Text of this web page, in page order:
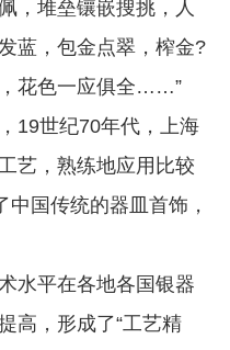
，堆垒镶嵌搜挑，人
蓝，包金点翠，榨金?
花色一应俱全……”
世纪70年代，上海
艺，熟练地应用比较
中国传统的器皿首饰，
平在各地各国银器
高，形成了“工艺精